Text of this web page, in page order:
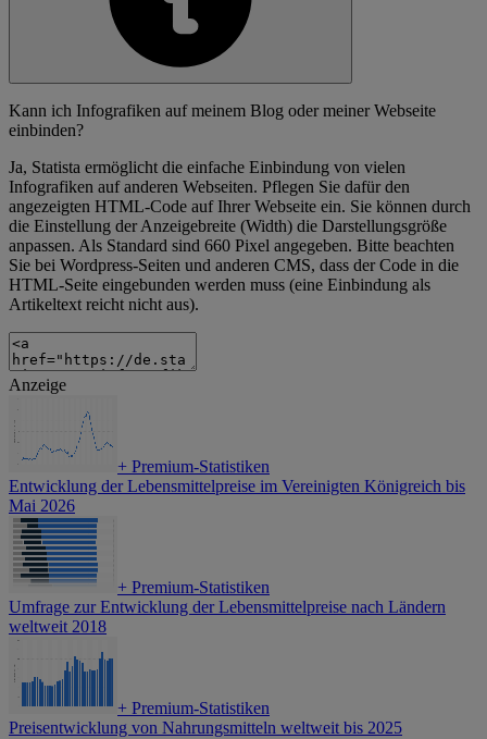
Kann ich Infografiken auf meinem Blog oder meiner Webseite
einbinden?
Ja, Statista ermöglicht die einfache Einbindung von vielen
Infografiken auf anderen Webseiten. Pflegen Sie dafür den
angezeigten HTML-Code auf Ihrer Webseite ein. Sie können durch
die Einstellung der Anzeigebreite (Width) die Darstellungsgröße
anpassen. Als Standard sind 660 Pixel angegeben. Bitte beachten
Sie bei Wordpress-Seiten und anderen CMS, dass der Code in die
HTML-Seite eingebunden werden muss (eine Einbindung als
Artikeltext reicht nicht aus).
Anzeige
+ Premium-Statistiken
Entwicklung der Lebensmittelpreise im Vereinigten Königreich bis
Mai 2026
+ Premium-Statistiken
Umfrage zur Entwicklung der Lebensmittelpreise nach Ländern
weltweit 2018
+ Premium-Statistiken
Preisentwicklung von Nahrungsmitteln weltweit bis 2025